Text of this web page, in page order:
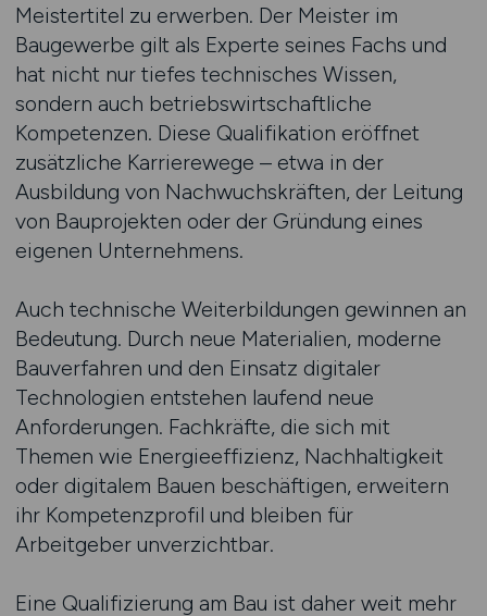
Meistertitel zu erwerben. Der Meister im
Baugewerbe gilt als Experte seines Fachs und
hat nicht nur tiefes technisches Wissen,
sondern auch betriebswirtschaftliche
Kompetenzen. Diese Qualifikation eröffnet
zusätzliche Karrierewege – etwa in der
Ausbildung von Nachwuchskräften, der Leitung
von Bauprojekten oder der Gründung eines
eigenen Unternehmens.
Auch technische Weiterbildungen gewinnen an
Bedeutung. Durch neue Materialien, moderne
Bauverfahren und den Einsatz digitaler
Technologien entstehen laufend neue
Anforderungen. Fachkräfte, die sich mit
Themen wie Energieeffizienz, Nachhaltigkeit
oder digitalem Bauen beschäftigen, erweitern
ihr Kompetenzprofil und bleiben für
Arbeitgeber unverzichtbar.
Eine Qualifizierung am Bau ist daher weit mehr